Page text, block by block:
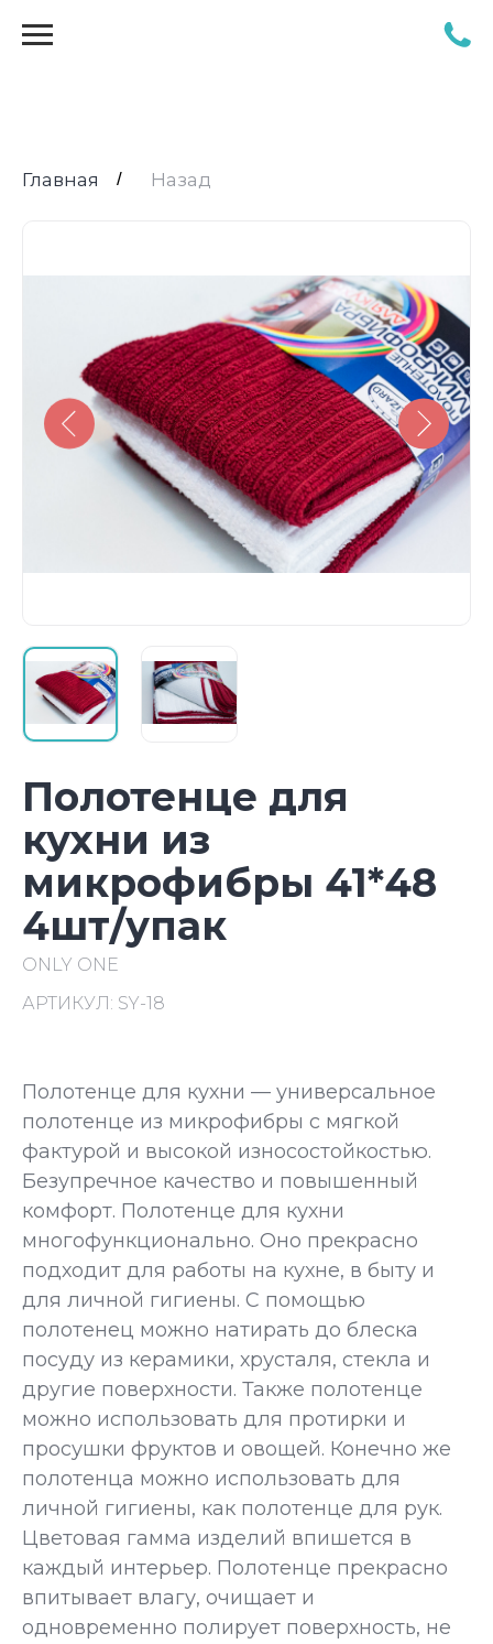
Главная / Назад
Полотенце для
кухни из
микрофибры 41*48
4шт/упак
ONLY ONE
АРТИКУЛ: SY-18
Полотенце для кухни — универсальное
полотенце из микрофибры с мягкой
фактурой и высокой износостойкостью.
Безупречное качество и повышенный
комфорт. Полотенце для кухни
многофункционально. Оно прекрасно
подходит для работы на кухне, в быту и
для личной гигиены. С помощью
полотенец можно натирать до блеска
посуду из керамики, хрусталя, стекла и
другие поверхности. Также полотенце
можно использовать для протирки и
просушки фруктов и овощей. Конечно же
полотенца можно использовать для
личной гигиены, как полотенце для рук.
Цветовая гамма изделий впишется в
каждый интерьер. Полотенце прекрасно
впитывает влагу, очищает и
одновременно полирует поверхность, не